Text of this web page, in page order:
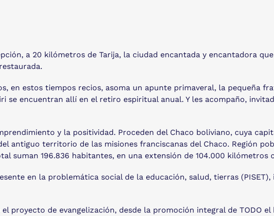
a 20 kilómetros de Tarija, la ciudad encantada y encantadora
en estos tiempos recios, asoma un apunte primaveral, la pequeña
se encuentran allí en el retiro espiritual anual. Y les acompaño,
y la positividad. Proceden del Chaco boliviano, cuya
antiguo territorio de las misiones franciscanas del Chaco. Región
suman 196.836 habitantes, en una extensión de 104.000 kilómetros
en la problemática social de la educación, salud, tierras
proyecto de evangelización, desde la promoción integral de TODO el